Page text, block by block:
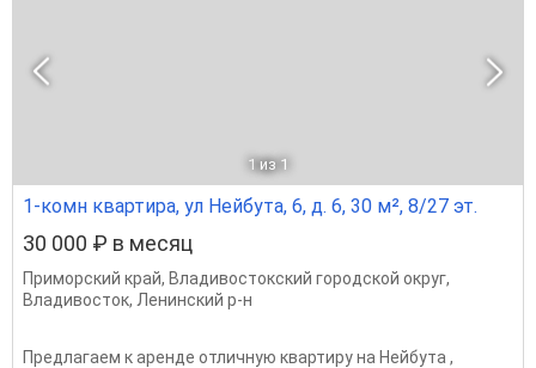
1 из 1
1-комн квартира, ул Нейбута, 6, д. 6, 30 м², 8/27 эт.
30 000 ₽ в месяц
Приморский край, Владивостокский городской округ,
Владивосток, Ленинский р-н
Предлагаем к аренде отличную квартиру на Нейбута ,